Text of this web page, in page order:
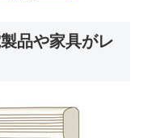
品や家具がレ